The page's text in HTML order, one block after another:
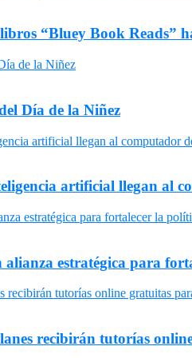
“Bluey Book Reads”
Día de la Niñez
artificial llegan al
estratégica para
recibirán tutorías